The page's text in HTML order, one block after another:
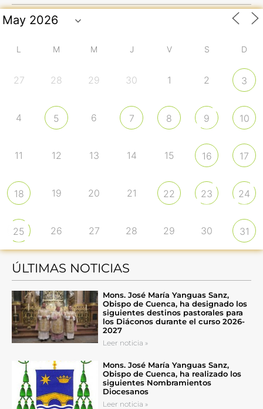
L M M J V S D
27 28 29 30 1 2 3
4 5 6 7 8 9 10
11 12 13 14 15 16 17
18 19 20 21 22 23 24
25 26 27 28 29 30 31
ÚLTIMAS NOTICIAS
Mons. José María Yanguas Sanz,
Obispo de Cuenca, ha designado los
siguientes destinos pastorales para
los Diáconos durante el curso 2026-
2027
Leer noticia »
Mons. José María Yanguas Sanz,
Obispo de Cuenca, ha realizado los
siguientes Nombramientos
Diocesanos
Leer noticia »